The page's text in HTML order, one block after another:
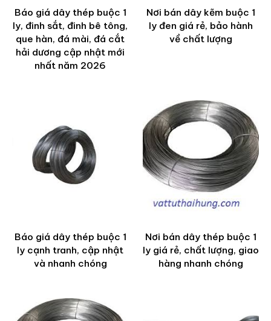
Báo giá dây thép buộc 1
ly, đinh sắt, đinh bê tông,
que hàn, đá mài, đá cắt
hải dương cập nhật mới
nhất năm 2026
Nơi bán dây kẽm buộc 1
ly đen giá rẻ, bảo hành
về chất lượng
Báo giá dây thép buộc 1
ly cạnh tranh, cập nhật
và nhanh chóng
Nơi bán dây thép buộc 1
ly giá rẻ, chất lượng, giao
hàng nhanh chóng